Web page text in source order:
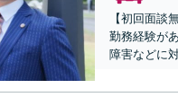
【初回面談
勤務経験が
障害などに